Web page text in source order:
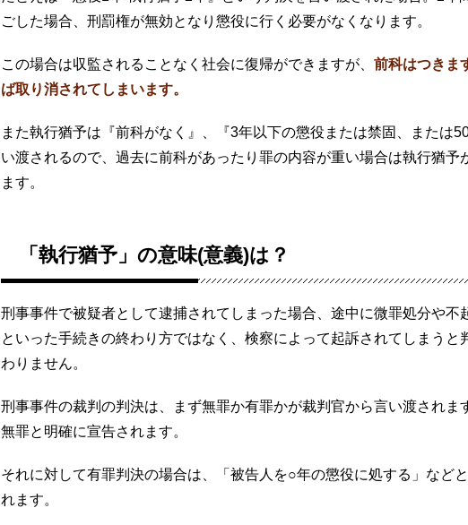
ごした場合、刑罰権が無効となり懲役に行く必要がなくなります。
この場合は収監されることなく社会に復帰ができますが、 前科はつきま
ば取り消されてしまいます。
また執行猶予は『前科がなく』、『3年以下の懲役または禁固、または
い渡されるので、過去に前科があったり罪の内容が重い場合は執行猶予
ます。
「執行猶予」の意味(意義)は？
刑事事件で被疑者として逮捕されてしまった場合、途中に微罪処分や不
といった手続きの終わり方ではなく、検察によって起訴されてしまうと
わりません。
刑事事件の裁判の判決は、まず無罪か有罪かが裁判官から言い渡されま
無罪と明確に宣告されます。
それに対して有罪判決の場合は、「被告人を○年の懲役に処する」など
れます。